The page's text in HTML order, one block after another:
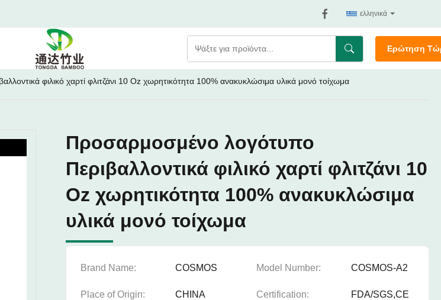
ελληνικά
Ερώτηση
φιλικό χαρτί φλιτζάνι 10 Oz χωρητικότητα 100% ανακυκλώσιμα υλικά μονό τοίχωμα
Προσαρμοσμένο λογότυπο
Περιβαλλοντικά φιλικό χαρτί φλιτζάνι 10
Oz χωρητικότητα 100% ανακυκλώσιμα
υλικά μονό τοίχωμα
Brand Name: COSMOS Model Number: COSMOS-A2
Place of Origin: CHINA Certification: FDA/SGS,CE